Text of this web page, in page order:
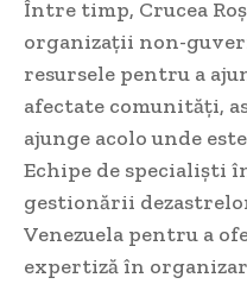
Între timp, Crucea
organizații non-
resursele pentru a
afectate comunități,
ajunge acolo unde
Echipe de specialiști
gestionării
Venezuela pentru a
expertiză în